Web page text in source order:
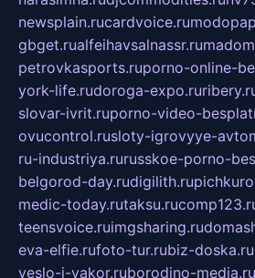
newsplain.rucardvoice.ru
gbget.rualfeihavsalnassr.ru
petrovkasports.ruporno-online-
york-life.rudoroga-expo.ru
slovar-ivrit.ruporno-video-
ovucontrol.rusloty-igrovyye-
ru-industriya.rurusskoe-porno-
belgorod-day.rudigilith.ru
medic-today.rutaksu.ru
teensvoice.ruimgsharing.ru
eva-elfie.rufoto-tur.rubiz-doska.ru
veslo-i-yakor.ruborodino-media.ru